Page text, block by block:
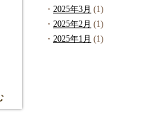
・ 2025年3月 (1)
・ 2025年2月 (1)
・ 2025年1月 (1)